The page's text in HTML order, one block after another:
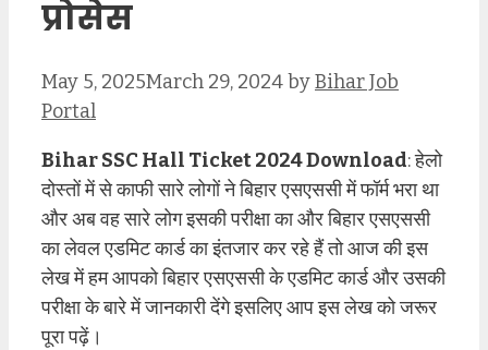
प्रोसेस
May 5, 2025March 29, 2024byBihar Job
Portal
Bihar SSC Hall Ticket 2024 Download: हेलो
दोस्तों में से काफी सारे लोगों ने बिहार एसएससी में फॉर्म भरा था
और अब वह सारे लोग इसकी परीक्षा का और बिहार एसएससी
का लेवल एडमिट कार्ड का इंतजार कर रहे हैं तो आज की इस
लेख में हम आपको बिहार एसएससी के एडमिट कार्ड और उसकी
परीक्षा के बारे में जानकारी देंगे इसलिए आप इस लेख को जरूर
पूरा पढ़ें।